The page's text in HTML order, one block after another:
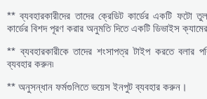
** ব্যবহারকারীদের তাদের ক্রেডিট কার্ডের একটি ফটো
কার্ডের বিশদ পূরণ করার অনুমতি দিতে একটি ডিভাইস
** ব্যবহারকারীকে তাদের শংসাপত্র টাইপ করতে বলার
ব্যবহার করুন৷
** অনুসন্ধান ফর্মগুলিতে ভয়েস ইনপুট ব্যবহার করুন।